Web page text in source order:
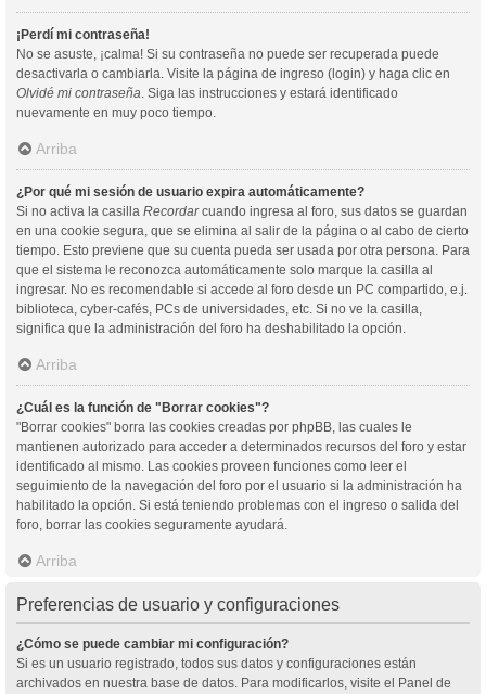
¡Perdí mi contraseña!
No se asuste, ¡calma! Si su contraseña no puede ser recuperada puede
desactivarla o cambiarla. Visite la página de ingreso (login) y haga clic en
Olvidé mi contraseña . Siga las instrucciones y estará identificado
nuevamente en muy poco tiempo.
Arriba
¿Por qué mi sesión de usuario expira automáticamente?
Si no activa la casilla Recordarcuando ingresa al foro, sus datos se guardan
en una cookie segura, que se elimina al salir de la página o al cabo de cierto
tiempo. Esto previene que su cuenta pueda ser usada por otra persona. Para
que el sistema le reconozca automáticamente solo marque la casilla al
ingresar. No es recomendable si accede al foro desde un PC compartido, e.j.
biblioteca, cyber-cafés, PCs de universidades, etc. Si no ve la casilla,
significa que la administración del foro ha deshabilitado la opción.
Arriba
¿Cuál es la función de "Borrar cookies"?
"Borrar cookies" borra las cookies creadas por phpBB, las cuales le
mantienen autorizado para acceder a determinados recursos del foro y estar
identificado al mismo. Las cookies proveen funciones como leer el
seguimiento de la navegación del foro por el usuario si la administración ha
habilitado la opción. Si está teniendo problemas con el ingreso o salida del
foro, borrar las cookies seguramente ayudará.
Arriba
Preferencias de usuario y configuraciones
¿Cómo se puede cambiar mi configuración?
Si es un usuario registrado, todos sus datos y configuraciones están
archivados en nuestra base de datos. Para modificarlos, visite el Panel de